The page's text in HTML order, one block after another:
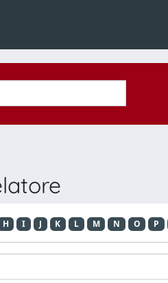
H I J K L M N O P